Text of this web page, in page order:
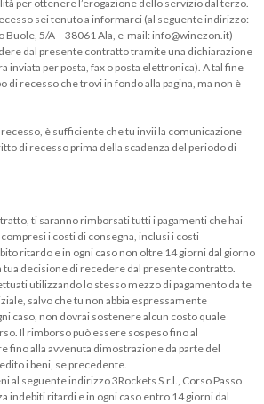
per ottenere l’erogazione dello servizio dal terzo.
sei tenuto a informarci (al seguente indirizzo:
Buole, 5/A – 38061 Ala, e-mail: info@winezon.it)
dal presente contratto tramite una dichiarazione
inviata per posta, fax o posta elettronica). A tal fine
di recesso che trovi in fondo alla pagina, ma non è
è sufficiente che tu invii la comunicazione
di recesso prima della scadenza del periodo di
ti saranno rimborsati tutti i pagamenti che hai
i costi di consegna, inclusi i costi
ritardo e in ogni caso non oltre 14 giorni dal giorno
decisione di recedere dal presente contratto.
utilizzando lo stesso mezzo di pagamento da te
salvo che tu non abbia espressamente
caso, non dovrai sostenere alcun costo quale
Il rimborso può essere sospeso fino al
fino alla avvenuta dimostrazione da parte del
i beni, se precedente.
al seguente indirizzo 3Rockets S.r.l., Corso Passo
indebiti ritardi e in ogni caso entro 14 giorni dal